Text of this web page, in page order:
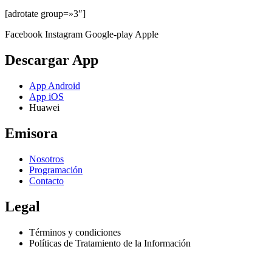
[adrotate group=»3″]
Facebook Instagram Google-play Apple
Descargar App
App Android
App iOS
Huawei
Emisora
Nosotros
Programación
Contacto
Legal
Términos y condiciones
Políticas de Tratamiento de la Información